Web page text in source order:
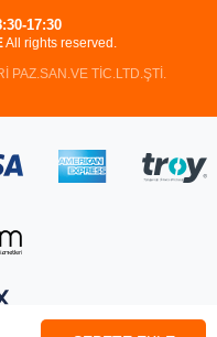
All rights reserved.
PAZ.SAN.VE TİC.LTD.ŞTİ.
17:30